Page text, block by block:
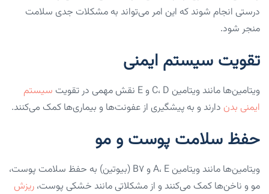
درستی انجام شوند که این امر می‌تواند به مشکلات جدی سلامت
منجر شود.
تقویت سیستم ایمنی
ویتامین‌ها مانند ویتامین C، D و E نقش مهمی در تقویت
سیستم
ایمنی بدن دارند و به پیشگیری از عفونت‌ها و بیماری‌ها کمک می‌کنند.
حفظ سلامت پوست و مو
ویتامین‌ها مانند ویتامین A، E و B7 (بیوتین) به حفظ سلامت پوست،
مو و ناخن‌ها کمک می‌کنند و از مشکلاتی مانند خشکی پوست، ریزش